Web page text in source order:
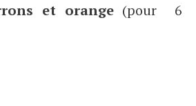
et orange (pour 6